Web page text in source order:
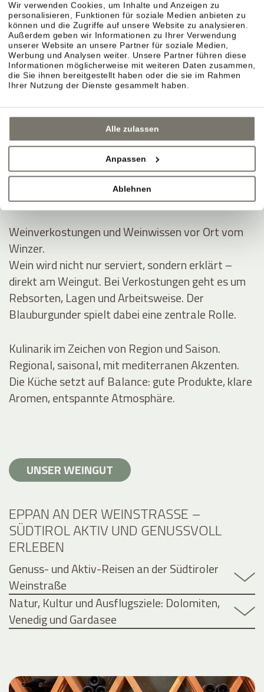
Wir verwenden Cookies, um Inhalte und Anzeigen zu
personalisieren, Funktionen für soziale Medien anbieten zu
können und die Zugriffe auf unsere Website zu analysieren.
Außerdem geben wir Informationen zu Ihrer Verwendung
unserer Website an unsere Partner für soziale Medien,
Werbung und Analysen weiter. Unsere Partner führen diese
Informationen möglicherweise mit weiteren Daten zusammen,
die Sie ihnen bereitgestellt haben oder die sie im Rahmen
Ihrer Nutzung der Dienste gesammelt haben.
Alle zulassen
Anpassen
Ablehnen
WEINGUT STROBLHOF: WEIN ERLEBEN,
VERSTEHEN UND GENIESSEN
Eigenes Weingut in Eppan: Reben, Lagen und
Das Weingut ist der Ursprung des Stroblhofs.
Rund um Eppan wachsen die Reben an der
Südtiroler Weinstraße. Im Keller entstehen Weine
mit klarer Linie und Handschrift.
Weinverkostungen und Weinwissen vor Ort vom
Winzer.
Wein wird nicht nur serviert, sondern erklärt –
direkt am Weingut. Bei Verkostungen geht es um
Rebsorten, Lagen und Arbeitsweise. Der
Blauburgunder spielt dabei eine zentrale Rolle.
Kulinarik im Zeichen von Region und Saison.
Regional, saisonal, mit mediterranen Akzenten.
Die Küche setzt auf Balance: gute Produkte, klare
Aromen, entspannte Atmosphäre.
UNSER WEINGUT
EPPAN AN DER WEINSTRASSE – S
ÜDTIROL AKTIV UND GENUSSVOLL E
RLEBEN
Genuss- und Aktiv-Reisen an der Südtiroler
Weinstraße
Natur, Kultur und Ausflugsziele: Dolomiten,
Venedig und Gardasee